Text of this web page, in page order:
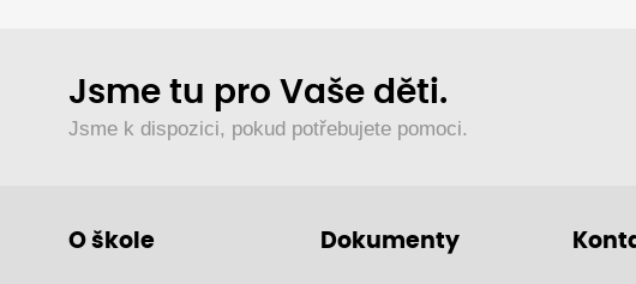
Jsme tu pro Vaše děti.
Jsme k dispozici, pokud potřebujete pomoci.
O škole Dokumenty